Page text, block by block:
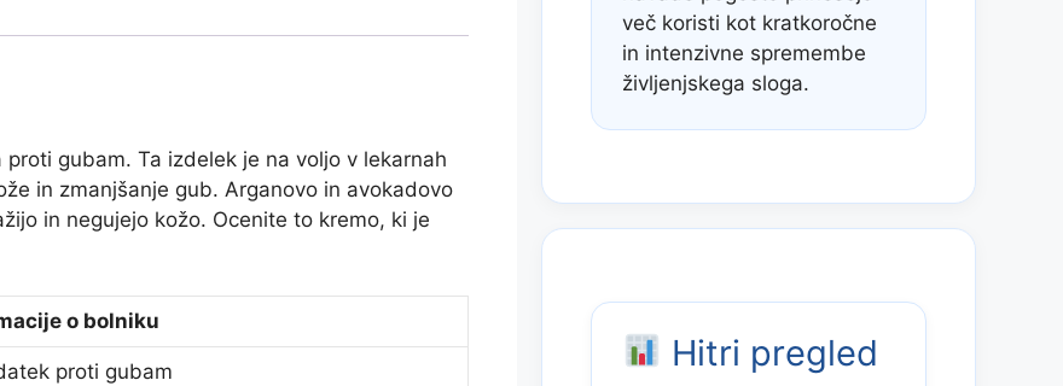
gubam. Ta izdelek je na voljo v lekarnah
in zmanjšanje gub. Arganovo in avokadovo
in negujejo kožo. Ocenite to kremo, ki je
o bolniku
proti gubam
več koristi kot kratkoročne
in intenzivne spremembe
življenjskega sloga.
Hitri pregled